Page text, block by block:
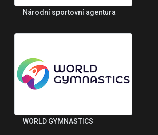
Národní sportovní agentura
WORLD GYMNASTICS